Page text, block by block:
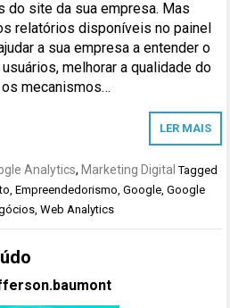
do site da sua empresa. Mas
relatórios disponíveis no painel
a sua empresa a entender o
melhorar a qualidade do
mecanismos…
LER MAIS
Analytics, Marketing Digital Tagged
,Empreendedorismo,Google,Google
,Web Analytics